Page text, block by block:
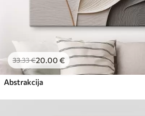
33.33€20 .00 €
Abstrakcija